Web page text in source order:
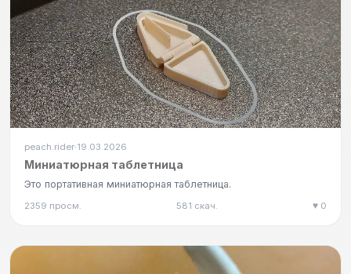
peach.rider·19.03.2026
Миниатюрная таблетница
Это портативная миниатюрная таблетница.
2359 просм. 581 скач. ♥ 0